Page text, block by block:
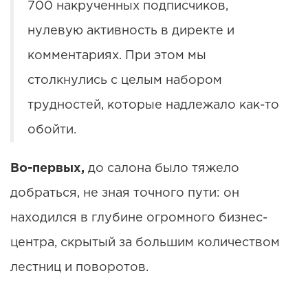
700 накрученных подписчиков,
нулевую активность в директе и
комментариях. При этом мы
столкнулись с целым набором
трудностей, которые надлежало как-то
обойти.
Во-первых, до салона было тяжело
добраться, не зная точного пути: он
находился в глубине огромного бизнес-
центра, скрытый за большим количеством
лестниц и поворотов.